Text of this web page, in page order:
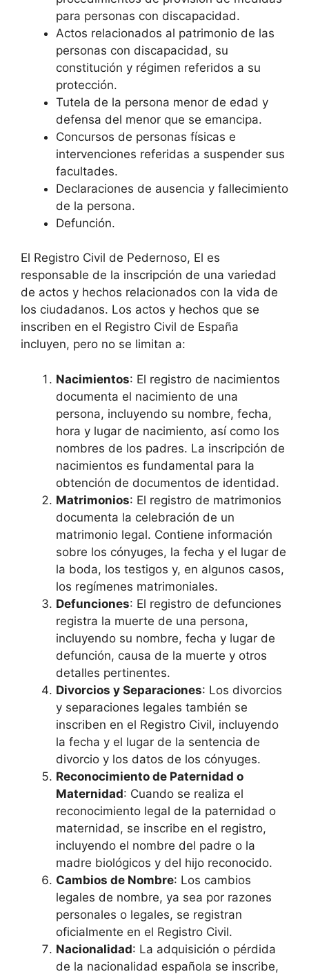
para personas con discapacidad.
Actos relacionados al patrimonio de las
personas con discapacidad, su
constitución y régimen referidos a su
protección.
Tutela de la persona menor de edad y
defensa del menor que se emancipa.
Concursos de personas físicas e
intervenciones referidas a suspender sus
facultades.
Declaraciones de ausencia y fallecimiento
de la persona.
Defunción.
El Registro Civil de Pedernoso, El es
responsable de la inscripción de una variedad
de actos y hechos relacionados con la vida de
los ciudadanos. Los actos y hechos que se
inscriben en el Registro Civil de España
incluyen, pero no se limitan a:
Nacimientos: El registro de nacimientos
documenta el nacimiento de una
persona, incluyendo su nombre, fecha,
hora y lugar de nacimiento, así como los
nombres de los padres. La inscripción de
nacimientos es fundamental para la
obtención de documentos de identidad.
Matrimonios: El registro de matrimonios
documenta la celebración de un
matrimonio legal. Contiene información
sobre los cónyuges, la fecha y el lugar de
la boda, los testigos y, en algunos casos,
los regímenes matrimoniales.
Defunciones: El registro de defunciones
registra la muerte de una persona,
incluyendo su nombre, fecha y lugar de
defunción, causa de la muerte y otros
detalles pertinentes.
Divorcios y Separaciones: Los divorcios
y separaciones legales también se
inscriben en el Registro Civil, incluyendo
la fecha y el lugar de la sentencia de
divorcio y los datos de los cónyuges.
Reconocimiento de Paternidad o
Maternidad: Cuando se realiza el
reconocimiento legal de la paternidad o
maternidad, se inscribe en el registro,
incluyendo el nombre del padre o la
madre biológicos y del hijo reconocido.
Cambios de Nombre: Los cambios
legales de nombre, ya sea por razones
personales o legales, se registran
oficialmente en el Registro Civil.
Nacionalidad: La adquisición o pérdida
de la nacionalidad española se inscribe,